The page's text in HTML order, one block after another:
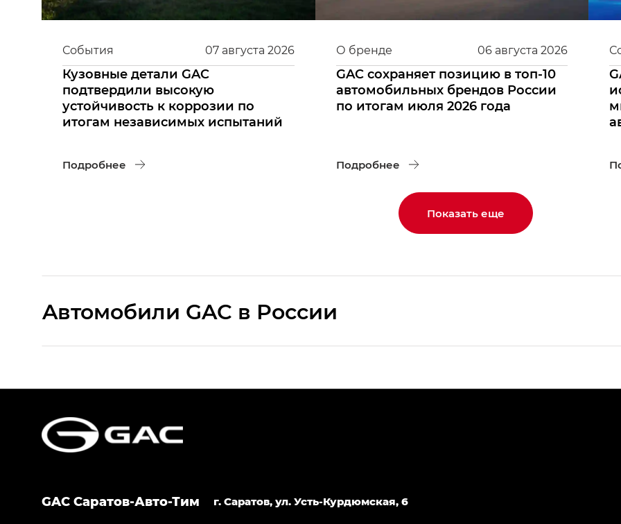
07 августа 2026
События
Кузовные детали GAC
подтвердили высокую
устойчивость к коррозии по
итогам независимых испытаний
Подробнее
06 августа 2026
О бренде
GAC сохраняет позицию в топ-10
автомобильных брендов России
по итогам июля 2026 года
Подробнее
Показать еще
Aвтомобили GAC в России
HYPTEC HT — Хайптек Эйч Ти (HYPTEC HT) в комплектации Экс ПРЕМИУМ — EX PREMIUM
GS8 — Джи Эс 8 (GS8) в комплектациях Джи Эс 8 ТРЭВЕЛЛЕР — GS8 TRAVELLER, Джи Икс
GAC Саратов-Авто-Тим г. Саратов, ул. Усть-Курдюмская, 6